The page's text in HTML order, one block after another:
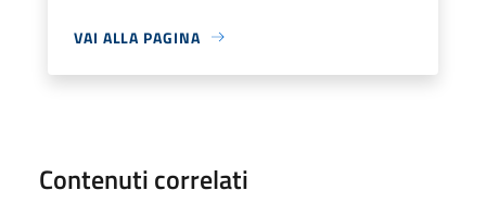
VAI ALLA PAGINA
Contenuti correlati